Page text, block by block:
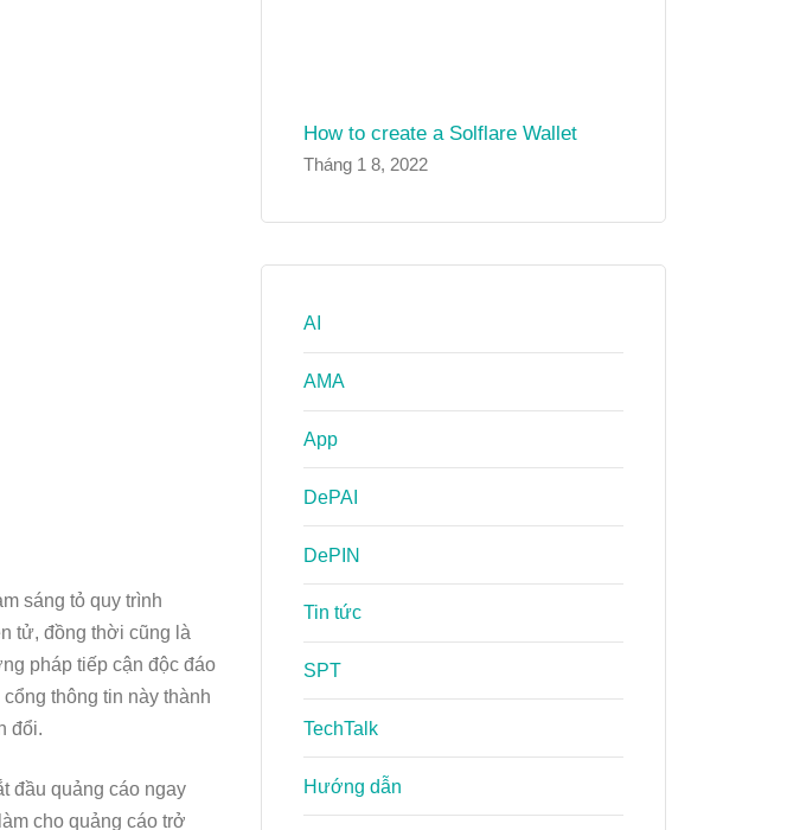
sáng tỏ quy trình
tử, đồng thời cũng là
pháp tiếp cận độc đáo
thông tin này thành
đổi.
đầu quảng cáo ngay
cho quảng cáo trở
How to create a Solflare Wallet
Tháng 1 8, 2022
AI
AMA
App
DePAI
DePIN
Tin tức
SPT
TechTalk
Hướng dẫn